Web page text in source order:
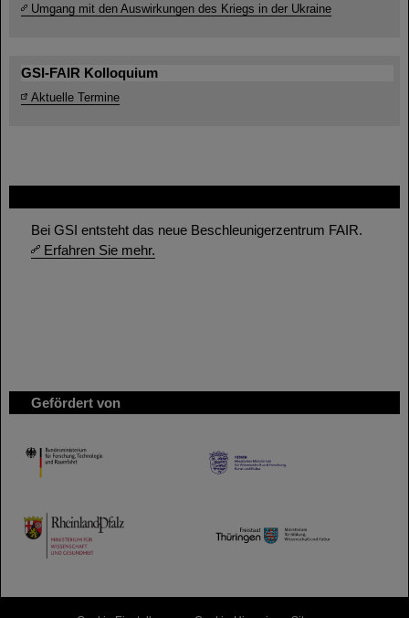
Bei GSI entsteht das neue Beschleunigerzentrum FAIR.
Erfahren Sie mehr.
Gefördert von
HMWK
TMWWDG
Umgang mit den Auswirkungen des Kriegs in der Ukraine
GSI-FAIR Kolloquium
Aktuelle Termine